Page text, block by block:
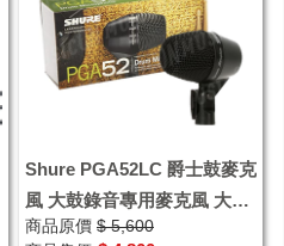
Shure PGA52LC 爵士鼓麥克
風 大鼓錄音專用麥克風 大鼓
麥克風
商品原價 $ 5,600